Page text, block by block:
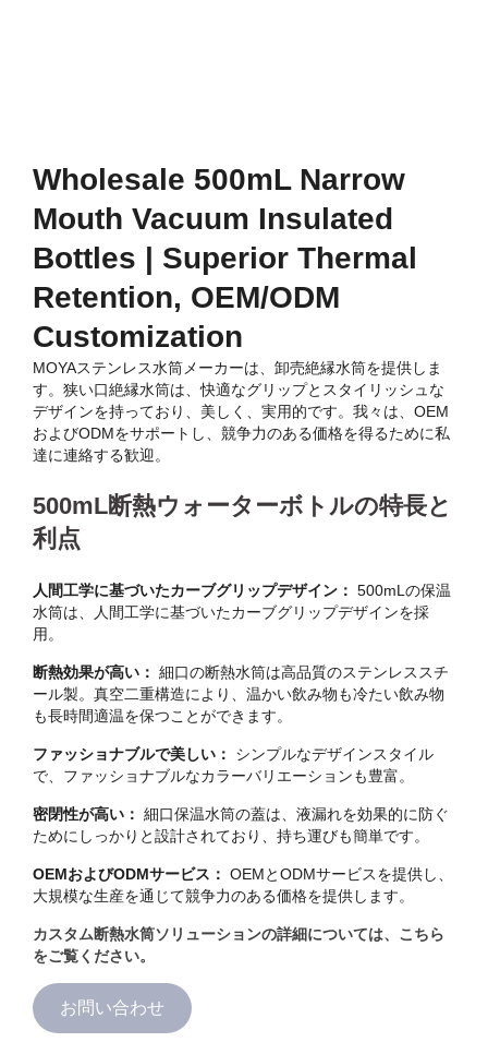
Wholesale 500mL Narrow
Mouth Vacuum Insulated
Bottles | Superior Thermal
Retention, OEM/ODM
Customization
MOYAステンレス水筒メーカーは、卸売絶縁水筒を提供しま
す。狭い口絶縁水筒は、快適なグリップとスタイリッシュな
デザインを持っており、美しく、実用的です。我々は、OEM
およびODMをサポートし、競争力のある価格を得るために私
達に連絡する歓迎。
500mL断熱ウォーターボトルの特長と
利点
人間工学に基づいたカーブグリップデザイン： 500mLの保温
水筒は、人間工学に基づいたカーブグリップデザインを採
用。
断熱効果が高い： 細口の断熱水筒は高品質のステンレススチ
ール製。真空二重構造により、温かい飲み物も冷たい飲み物
も長時間適温を保つことができます。
ファッショナブルで美しい：
シンプルなデザインスタイル
で、ファッショナブルなカラーバリエーションも豊富。
密閉性が高い： 細口保温水筒の蓋は、液漏れを効果的に防ぐ
ためにしっかりと設計されており、持ち運びも簡単です。
OEMおよびODMサービス： OEMとODMサービスを提供し、
大規模な生産を通じて競争力のある価格を提供します。
カスタム断熱水筒ソリューションの詳細については、こちら
をご覧ください。
お問い合わせ